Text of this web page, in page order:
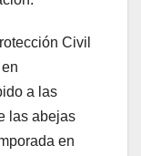
Civil
a las
las abejas
en